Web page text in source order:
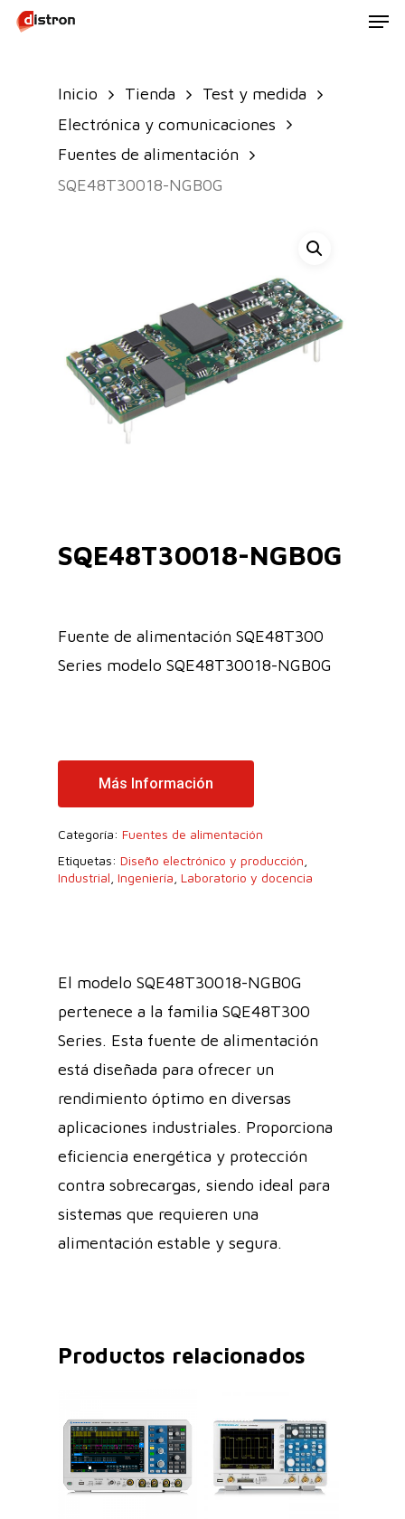
Skip
Inicio Tienda
Test y medida
Electrónica y comunicaciones
Fuentes de alimentación
SQE48T30018-NGB0G
SQE48T30018-NGB0G
Fuente de alimentación SQE48T300
Series modelo SQE48T30018-NGB0G
Más Información
Categoría: Fuentes de alimentación
Etiquetas: Diseño electrónico y producción
Industrial Ingeniería Laboratorio y docencia
El modelo SQE48T30018-NGB0G
pertenece a la familia SQE48T300
Series. Esta fuente de alimentación
está diseñada para ofrecer un
rendimiento óptimo en diversas
aplicaciones industriales. Proporciona
eficiencia energética y protección
contra sobrecargas, siendo ideal para
sistemas que requieren una
alimentación estable y segura.
Productos relacionados